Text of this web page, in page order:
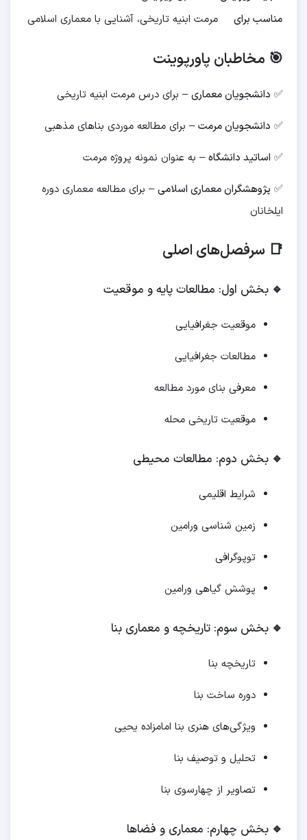
مناسب برای
مرمت ابنیه تاریخی، آشنایی با معماری اسلامی
🎯 مخاطبان پاورپوینت
✅ دانشجویان معماری– برای درس مرمت ابنیه تاریخی
✅ دانشجویان مرمت– برای مطالعه موردی بناهای مذهبی
✅ اساتید دانشگاه– به عنوان نمونه پروژه مرمت
✅ پژوهشگران معماری اسلامی– برای مطالعه معماری دوره
ایلخانان
📑 سرفصل‌های اصلی
🔹 بخش اول: مطالعات پایه و موقعیت
موقعیت جغرافیایی
مطالعات جغرافیایی
معرفی بنای مورد مطالعه
موقعیت تاریخی محله
🔹 بخش دوم: مطالعات محیطی
شرایط اقلیمی
زمین شناسی ورامین
توپوگرافی
پوشش گیاهی ورامین
🔹 بخش سوم: تاریخچه و معماری بنا
تاریخچه بنا
دوره ساخت بنا
ویژگی‌های هنری بنا امامزاده یحیی
تحلیل و توصیف بنا
تصاویر از چهارسوی بنا
🔹 بخش چهارم: معماری و فضاها